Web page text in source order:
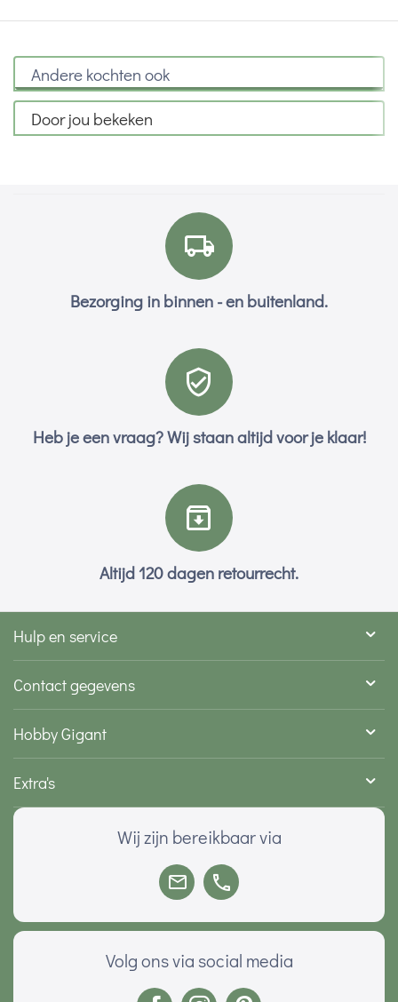
Andere kochten ook
Door jou bekeken
Bezorging in binnen - en buitenland.
Heb je een vraag? Wij staan altijd voor je klaar!
Altijd 120 dagen retourrecht.
Hulp en service
Contact gegevens
Hobby Gigant
Extra's
Wij zijn bereikbaar via
Volg ons via social media